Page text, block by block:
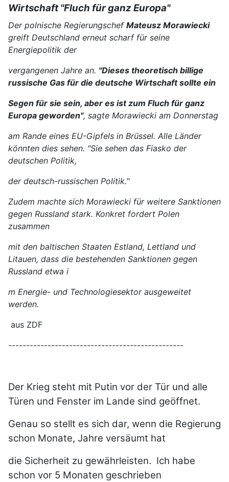
Wirtschaft "Fluch für ganz Europa"
Der polnische Regierungschef Mateusz Morawiecki
greift Deutschland erneut scharf für seine
Energiepolitik der
vergangenen Jahre an. "Dieses theoretisch billige
russische Gas für die deutsche Wirtschaft sollte ein
Segen für sie sein, aber es ist zum Fluch für ganz
Europa geworden", sagte Morawiecki am Donnerstag
am Rande eines EU-Gipfels in Brüssel. Alle Länder
könnten dies sehen. "Sie sehen das Fiasko der
deutschen Politik,
der deutsch-russischen Politik."
Zudem machte sich Morawiecki für weitere Sanktionen
gegen Russland stark. Konkret fordert Polen
zusammen
mit den baltischen Staaten Estland, Lettland und
Litauen, dass die bestehenden Sanktionen gegen
Russland etwa i
m Energie- und Technologiesektor ausgeweitet
werden.
aus ZDF
-------------------------------------------------
Der Krieg steht mit Putin vor der Tür und alle
Türen und Fenster im Lande sind geöffnet.
Genau so stellt es sich dar, wenn die Regierung
schon Monate, Jahre versäumt hat
die Sicherheit zu gewährleisten. Ich habe
schon vor 5 Monaten geschrieben